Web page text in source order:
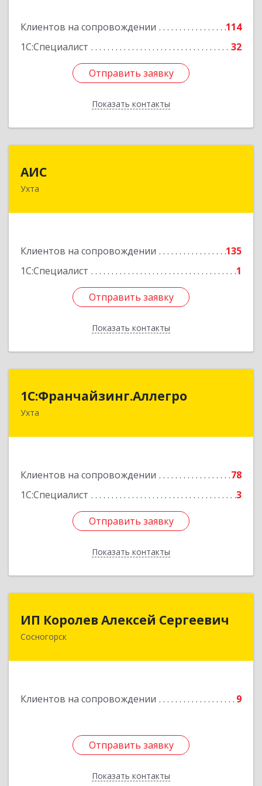
Клиентов на сопровождении
114
1С:Специалист
32
Отправить заявку
Показать контакты
Отправить заявку
Назад
АИС
Ухта
Клиентов на сопровождении
135
1С:Специалист
1
Отправить заявку
Показать контакты
169310, Коми Респ, Ухта г, Первомайская ул.,
Отправить заявку
Назад
1С:Франчайзинг.Аллегро
Ухта
Клиентов на сопровождении
78
1С:Специалист
3
Отправить заявку
Показать контакты
1С:Франчайзинг.Аллегро
169304, Коми Респ, Ухта г, Чернова ул, дом №
Отправить заявку
Назад
ИП Королев Алексей Сергеевич
Сосногорск
Клиентов на сопровождении 9
Отправить заявку
Показать контакты
ИП Королев Алексей Сергеевич
169500, Коми Респ, Сосногорск г, Советская ул,
Отправить заявку
Назад